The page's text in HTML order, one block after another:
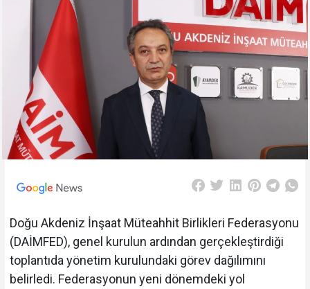
Doğu Akdeniz İnşaat Müteahhit Birlikleri Federasyonu
(DAİMFED), genel kurulun ardından gerçekleştirdiği
toplantıda yönetim kurulundaki görev dağılımını
belirledi. Federasyonun yeni dönemdeki yol